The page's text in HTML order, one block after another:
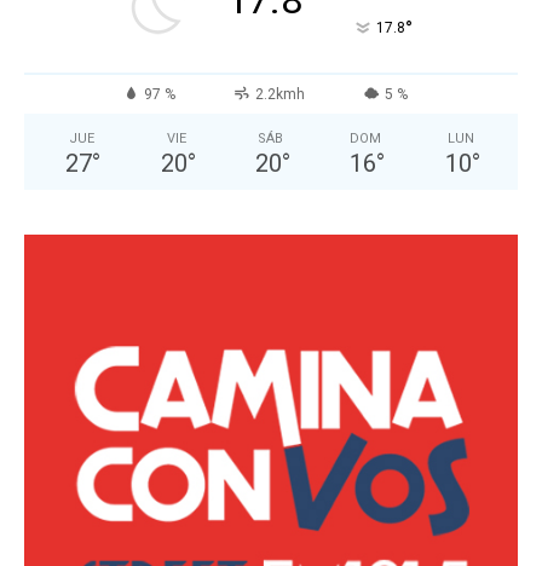
17.8°
97 % 2.2kmh 5 %
JUE
27°
VIE
20°
SÁB
20°
DOM
16°
LUN
10°